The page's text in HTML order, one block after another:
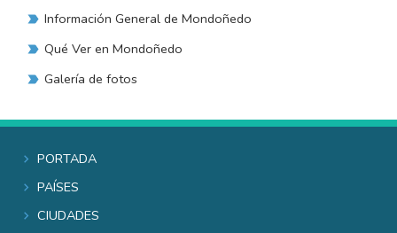
Información General de Mondoñedo
Qué Ver en Mondoñedo
Galería de fotos
Portada
Países
Ciudades